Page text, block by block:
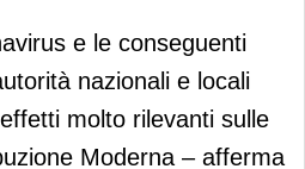
forti
imprese
e le conseguenti
nazionali e locali
molto rilevanti sulle
Moderna – afferma